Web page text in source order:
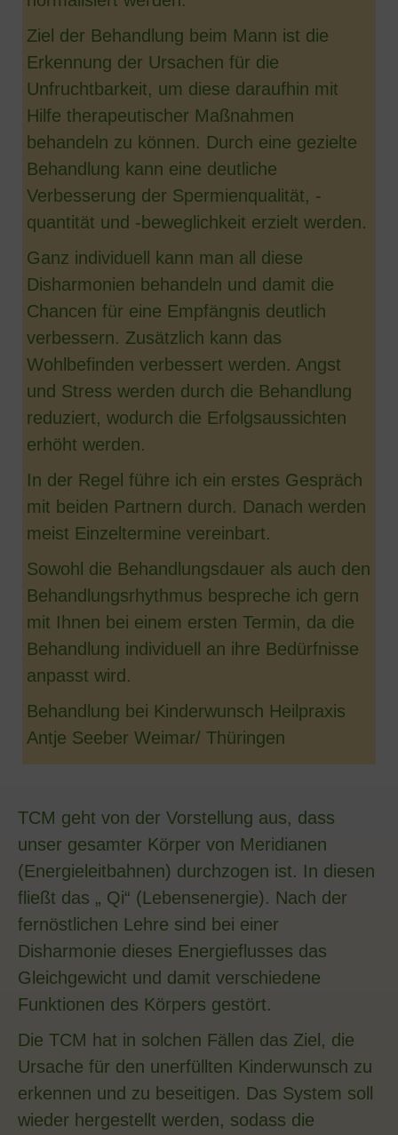
Ziel der Behandlung beim Mann ist die
Erkennung der Ursachen für die
Unfruchtbarkeit, um diese daraufhin mit
Hilfe therapeutischer Maßnahmen
behandeln zu können. Durch eine gezielte
Behandlung kann eine deutliche
Verbesserung der Spermienqualität, -
quantität und -beweglichkeit erzielt werden.
Ganz individuell kann man all diese
Disharmonien behandeln und damit die
Chancen für eine Empfängnis deutlich
verbessern. Zusätzlich kann das
Wohlbefinden verbessert werden. Angst
und Stress werden durch die Behandlung
reduziert, wodurch die Erfolgsaussichten
erhöht werden.
In der Regel führe ich ein erstes Gespräch
mit beiden Partnern durch. Danach werden
meist Einzeltermine vereinbart.
Sowohl die Behandlungsdauer als auch den
Behandlungsrhythmus bespreche ich gern
mit Ihnen bei einem ersten Termin, da die
Behandlung individuell an ihre Bedürfnisse
anpasst wird.
Behandlung bei Kinderwunsch Heilpraxis
Antje Seeber Weimar/ Thüringen
TCM geht von der Vorstellung aus, dass
unser gesamter Körper von Meridianen
(Energieleitbahnen) durchzogen ist. In diesen
fließt das „ Qi“ (Lebensenergie). Nach der
fernöstlichen Lehre sind bei einer
Disharmonie dieses Energieflusses das
Gleichgewicht und damit verschiedene
Funktionen des Körpers gestört.
Die TCM hat in solchen Fällen das Ziel, die
Ursache für den unerfüllten Kinderwunsch zu
erkennen und zu beseitigen. Das System soll
wieder hergestellt werden, sodass die